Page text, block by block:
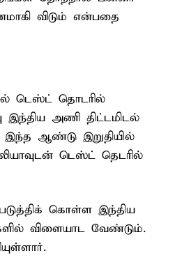
விடும் என்பதை
டெஸ்ட் தொடரில்
இந்திய அணி திட்டமிடல்
இந்த ஆண்டு இறுதியில்
டெஸ்ட் தெடரில்
கொள்ள இந்திய
விளையாட வேண்டும்.